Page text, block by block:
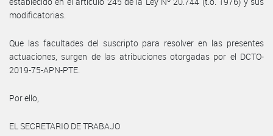
modificatorias.
Que las facultades del suscripto para resolver en las presentes
actuaciones, surgen de las atribuciones otorgadas por el DCTO-
2019-75-APN-PTE.
Por ello,
EL SECRETARIO DE TRABAJO